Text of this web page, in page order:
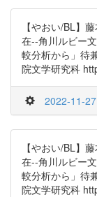
【やおい/BL】
在--角川ルビー
較分析から」待
院文学研究科
2022-11-
【やおい/BL】
在--角川ルビー
較分析から」待
院文学研究科